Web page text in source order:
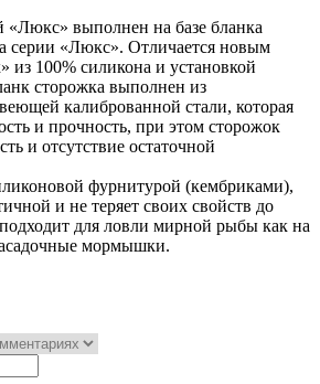
«Люкс» выполнен на базе бланка
серии «Люкс». Отличается новым
100% силикона и установкой
сторожка выполнен из
калиброванной стали, которая
и прочность, при этом сторожок
и отсутствие остаточной
фурнитурой (кембриками),
и не теряет своих свойств до
для ловли мирной рыбы как на
мормышки.